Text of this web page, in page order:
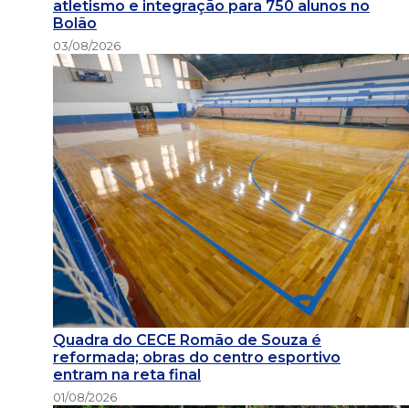
atletismo e integração para 750 alunos no
Bolão
03/08/2026
Quadra do CECE Romão de Souza é
reformada; obras do centro esportivo
entram na reta final
01/08/2026